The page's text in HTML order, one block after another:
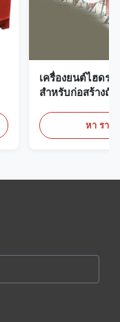
เครื่องยนต์ไฮดร
สําหรับก่อสร้างถั
หา ราค